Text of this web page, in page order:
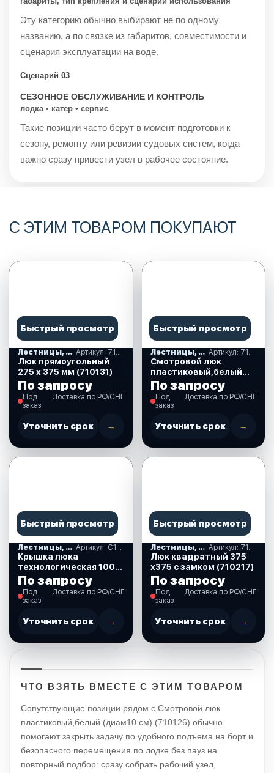
Эту категорию обычно выбирают не по одному
названию, а по связке из габаритов, совместимости и
сценария эксплуатации на воде.
Сценарий 03
СЕЗОННОЕ ОБСЛУЖИВАНИЕ И КОНТРОЛЬ
лодка • катер • сервис
Такие позиции часто берут в момент подготовки к
сезону, ремонту или ревизии судовых систем, когда
важно сразу привести узел в рабочее состояние.
С ЭТИМ ТОВАРОМ ПОКУПАЮТ
Быстрый просмотр
Лестницы, ступеньки
Люк прямоугольный
275 х 375 мм (710131)
По запросу
Под
заказ
Доставка по РФ/СНГ
Уточнить срок →
Быстрый просмотр
Лестницы, ступеньки
Смотровой люк
пластиковый,белый
диам15 см., (710127)
По запросу
Под
заказ
Доставка по РФ/СНГ
Уточнить срок →
Быстрый просмотр
Лестницы, ступеньки
Крышка люка
технологическая 100.0
черная. (C12791)
По запросу
Под
заказ
Доставка по РФ/СНГ
Уточнить срок →
Быстрый просмотр
Лестницы, ступеньки
Люк квадратный 375
х375 с замком (710217)
По запросу
Под
заказ
Доставка по РФ/СНГ
Уточнить срок →
ЧТО ВЗЯТЬ ВМЕСТЕ С ЭТИМ ТОВАРОМ
Сопутствующие позиции рядом с Смотровой люк
пластиковый,белый (диам10 см) (710126) обычно
помогают закрыть задачу по удобного подъема на борт и
безопасного перемещения по лодке без пауз на
повторный подбор: сразу собрать рабочий узел,